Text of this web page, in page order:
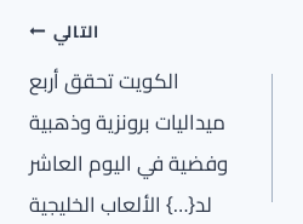
التالي
الكويت تحقق أربع
ميداليات برونزية وذهبية
وفضية في اليوم العاشر
لد{…} الألعاب الخليجية